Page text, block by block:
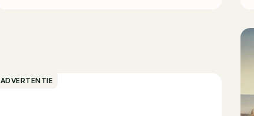
ADVERTENTIE